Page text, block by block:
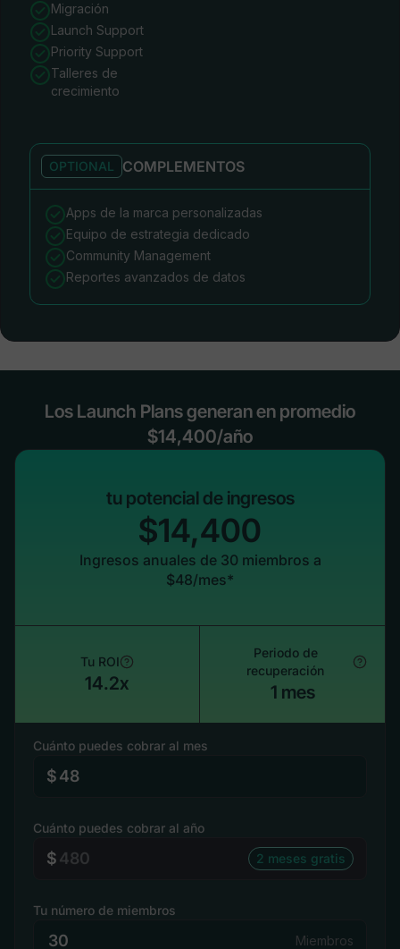
Migración
Launch Support
Priority Support
Talleres de
crecimiento
OPTIONAL COMPLEMENTOS
Apps de la marca personalizadas
Equipo de estrategia dedicado
Community Management
Reportes avanzados de datos
Los Launch Plans generan en promedio
$14,400/año
tu potencial de ingresos
$14,400
Ingresos anuales de 30 miembros a
$48/mes*
Tu ROI
14.2x
Periodo de
recuperación
1 mes
Cuánto puedes cobrar al mes
$
Cuánto puedes cobrar al año
$ 2 meses gratis
Tu número de miembros
Miembros